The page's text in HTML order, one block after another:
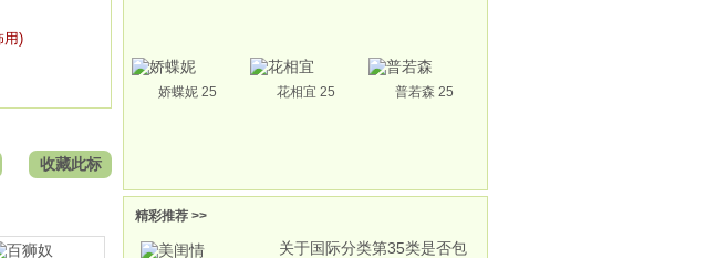
用)
收藏此标
娇蝶妮 25 花相宜 25 普若森 25
精彩推荐 >>
关于国际分类第35类是否包